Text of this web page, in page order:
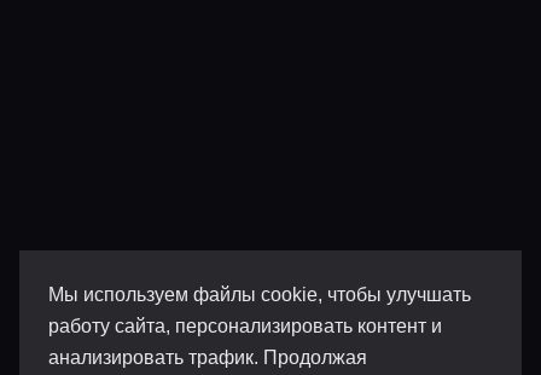
Мы используем файлы cookie, чтобы улучшать
работу сайта, персонализировать контент и
анализировать трафик. Продолжая